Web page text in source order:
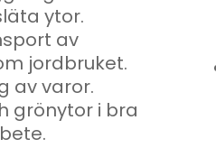
ytor.
av
jordbruket.
av varor.
grönytor i bra